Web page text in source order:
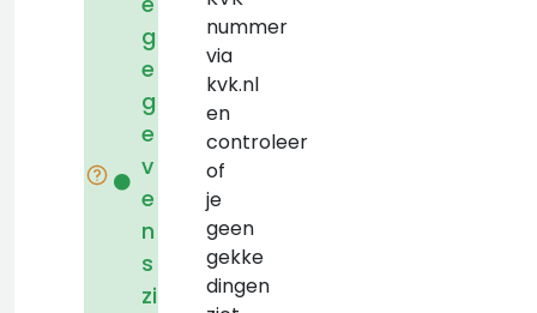
g
e
g
e
v
e
n
s
zi
nummer
via
kvk.nl
en
controleer
of
je
geen
gekke
dingen